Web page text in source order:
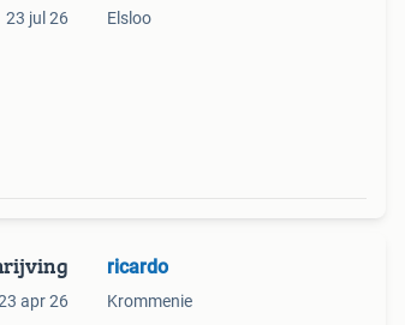
23 jul 26 Elsloo
apr 26
ricardo
Krommenie